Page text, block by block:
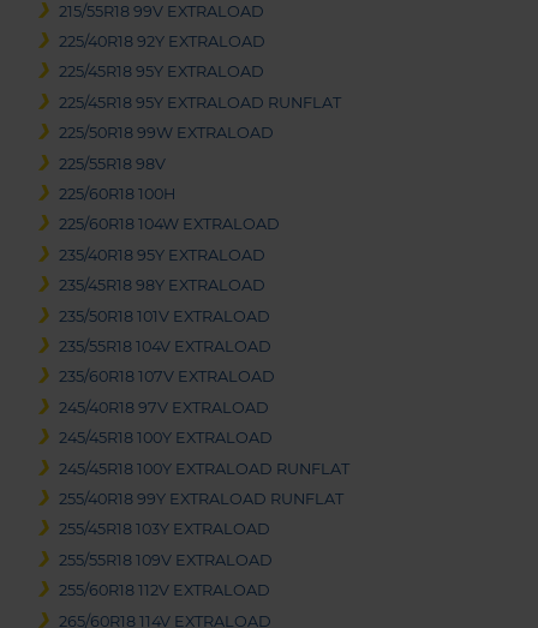
215/55R18 99V EXTRALOAD
225/40R18 92Y EXTRALOAD
225/45R18 95Y EXTRALOAD
225/45R18 95Y EXTRALOAD RUNFLAT
225/50R18 99W EXTRALOAD
225/55R18 98V
225/60R18 100H
225/60R18 104W EXTRALOAD
235/40R18 95Y EXTRALOAD
235/45R18 98Y EXTRALOAD
235/50R18 101V EXTRALOAD
235/55R18 104V EXTRALOAD
235/60R18 107V EXTRALOAD
245/40R18 97V EXTRALOAD
245/45R18 100Y EXTRALOAD
245/45R18 100Y EXTRALOAD RUNFLAT
255/40R18 99Y EXTRALOAD RUNFLAT
255/45R18 103Y EXTRALOAD
255/55R18 109V EXTRALOAD
255/60R18 112V EXTRALOAD
265/60R18 114V EXTRALOAD